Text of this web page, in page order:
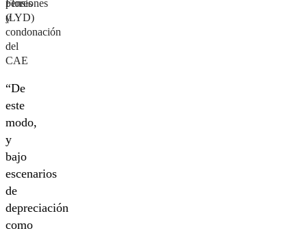
Flores
(LYD)
pensiones
y
condonación
del
CAE
“De
este
modo,
y
bajo
escenarios
de
depreciación
como